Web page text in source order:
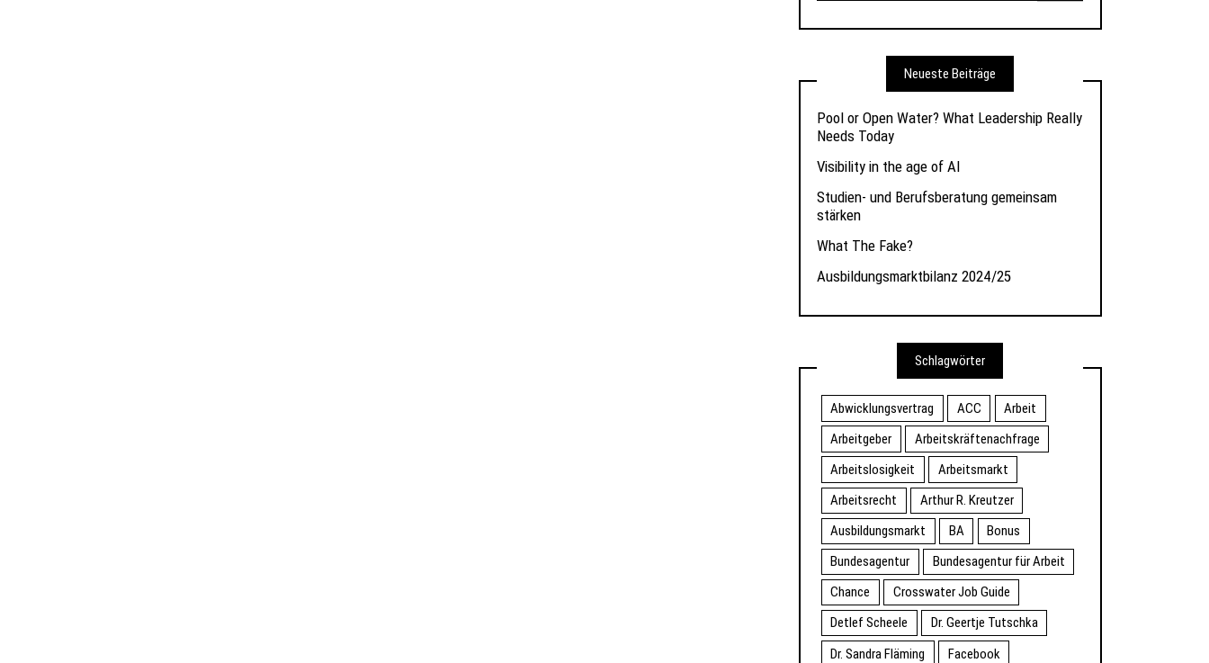
Neueste Beiträge
Pool or Open Water? What Leadership Really
Needs Today
Visibility in the age of AI
Studien- und Berufsberatung gemeinsam
stärken
What The Fake?
Ausbildungsmarktbilanz 2024/25
Schlagwörter
Abwicklungsvertrag ACC
Arbeit
Arbeitgeber
Arbeitskräftenachfrage
Arbeitslosigkeit
Arbeitsmarkt
Arbeitsrecht
Arthur R. Kreutzer
Ausbildungsmarkt
BA
Bonus
Bundesagentur
Bundesagentur für Arbeit
Chance
Crosswater Job Guide
Detlef Scheele
Dr. Geertje Tutschka
Dr. Sandra Fläming
Facebook